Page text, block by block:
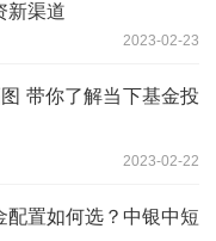
新渠道
2023-02-23
带你了解当下基金投
2023-02-22
配置如何选？中银中短